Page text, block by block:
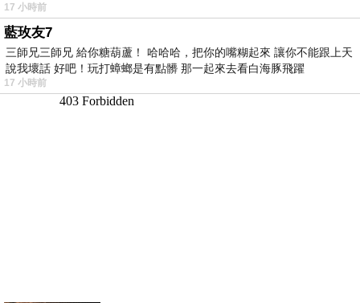
17 小時前
藍玫友7
三師兄三師兄 給你糖葫蘆！ 哈哈哈，把你的嘴糊起來 讓你不能跟上天
說我壞話 好吧！玩打蟑螂是有點髒 那一起來去看白海豚飛躍
17 小時前